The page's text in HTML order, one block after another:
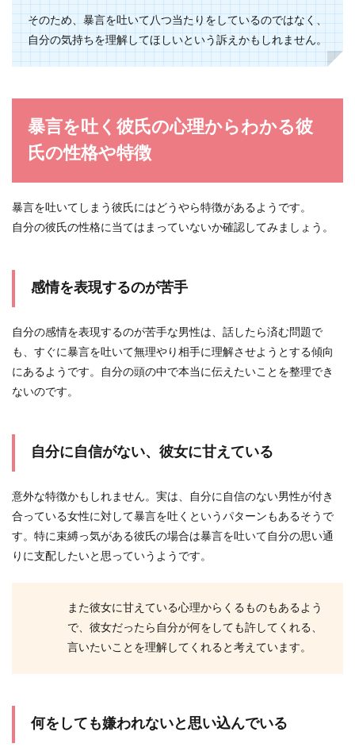
男性は彼女に良いスタイルを求める？
悪い事と恋愛の関係性
彼氏が優しいということは良い事なのに、なぜか
そのため、暴言を吐いて八つ当たりをしているのではなく、
自分の気持ちを理解してほしいという訴えかもしれません。
暴言を吐く彼氏の心理からわかる彼
氏の性格や特徴
暴言を吐いてしまう彼氏にはどうやら特徴があるようです。
自分の彼氏の性格に当てはまっていないか確認してみましょう。
感情を表現するのが苦手
自分の感情を表現するのが苦手な男性は、話したら済む問題で
も、すぐに暴言を吐いて無理やり相手に理解させようとする傾向
にあるようです。自分の頭の中で本当に伝えたいことを整理でき
ないのです。
自分に自信がない、彼女に甘えている
意外な特徴かもしれません。実は、自分に自信のない男性が付き
合っている女性に対して暴言を吐くというパターンもあるそうで
す。特に束縛っ気がある彼氏の場合は暴言を吐いて自分の思い通
りに支配したいと思っていうようです。
また彼女に甘えている心理からくるものもあるよう
で、彼女だったら自分が何をしても許してくれる、
言いたいことを理解してくれると考えています。
何をしても嫌われないと思い込んでいる